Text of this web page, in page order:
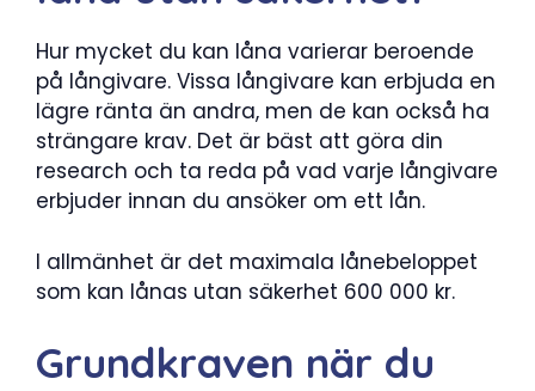
Hur mycket du kan låna varierar beroende
på långivare. Vissa långivare kan erbjuda en
lägre ränta än andra, men de kan också ha
strängare krav. Det är bäst att göra din
research och ta reda på vad varje långivare
erbjuder innan du ansöker om ett lån.
I allmänhet är det maximala lånebeloppet
som kan lånas utan säkerhet 600 000 kr.
Grundkraven när du